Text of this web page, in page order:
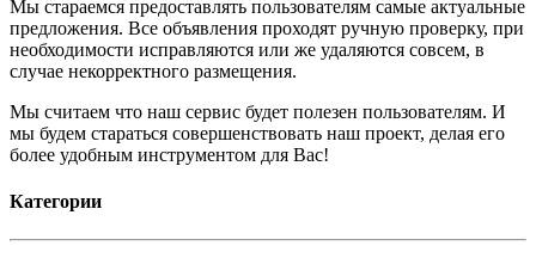
Мы стараемся предоставлять пользователям самые актуальные
предложения. Все объявления проходят ручную проверку, при
необходимости исправляются или же удаляются совсем, в
случае некорректного размещения.
Мы считаем что наш сервис будет полезен пользователям. И
мы будем стараться совершенствовать наш проект, делая его
более удобным инструментом для Вас!
Категории